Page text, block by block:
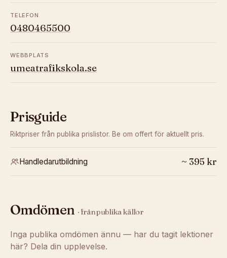
TELEFON
0480465500
WEBBPLATS
umeatrafikskola.se
Prisguide
Riktpriser från publika prislistor. Be om offert för aktuellt pris.
Handledarutbildning ~ 395 kr
Omdömen · från publika källor
Inga publika omdömen ännu — har du tagit lektioner
här? Dela din upplevelse.